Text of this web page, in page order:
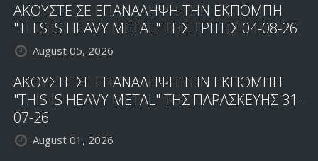
ΑΚΟΥΣΤΕ ΣΕ ΕΠΑΝΑΛΗΨΗ ΤΗΝ ΕΚΠΟΜΠΗ
"THIS IS HEAVY METAL" ΤΗΣ ΤΡΙΤΗΣ 04-08-26
August 05, 2026
ΑΚΟΥΣΤΕ ΣΕ ΕΠΑΝΑΛΗΨΗ ΤΗΝ ΕΚΠΟΜΠΗ
"THIS IS HEAVY METAL" ΤΗΣ ΠΑΡΑΣΚΕΥΗΣ 31-
07-26
August 01, 2026